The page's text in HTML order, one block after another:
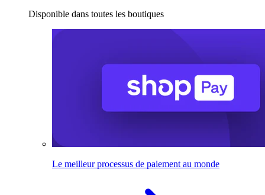
Disponible dans toutes les boutiques
Le meilleur processus de paiement au monde